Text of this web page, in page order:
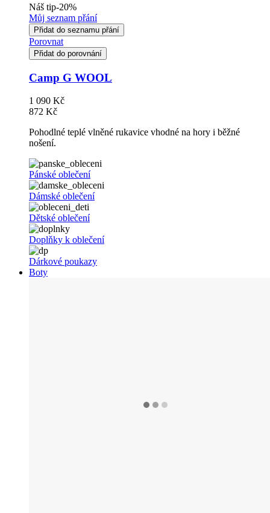
Náš tip-20%
Můj seznam přání
Přidat do seznamu přání
Porovnat
Přidat do porovnání
Camp G WOOL
1 090 Kč
872 Kč
Pohodlné teplé vlněné rukavice vhodné na hory i běžné
nošení.
Pánské oblečení
Dámské oblečení
Dětské oblečení
Doplňky k oblečení
Dárkové poukazy
Boty